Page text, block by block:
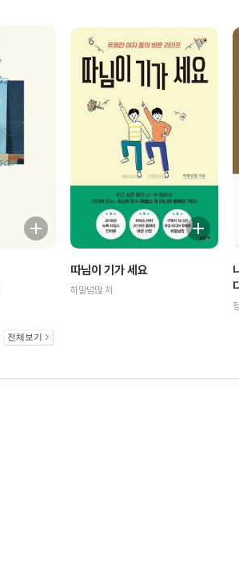
따님이 기가 세요
하말넘많 저
전체보기